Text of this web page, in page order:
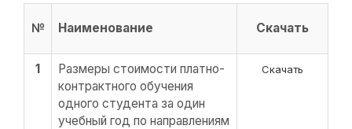
№ Наименование Скачать
1
Размеры стоимости платно-
контрактного обучения
одного студента за один
учебный год по направлениям
Скачать